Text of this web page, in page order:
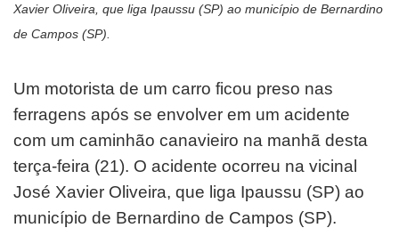
Xavier Oliveira, que liga Ipaussu (SP) ao município de Bernardino
de Campos (SP).
Um motorista de um carro ficou preso nas
ferragens após se envolver em um acidente
com um caminhão canavieiro na manhã desta
terça-feira (21). O acidente ocorreu na vicinal
José Xavier Oliveira, que liga Ipaussu (SP) ao
município de Bernardino de Campos (SP).